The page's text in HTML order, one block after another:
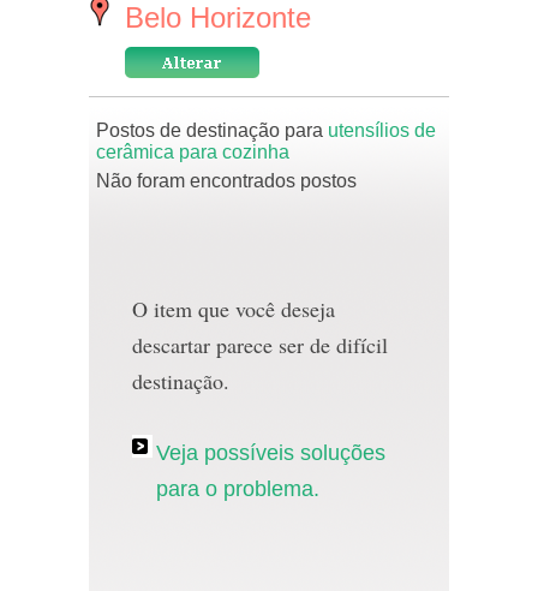
Belo Horizonte
Postos de destinação para utensílios de
cerâmica para cozinha
Não foram encontrados postos
O item que você deseja
descartar parece ser de difícil
destinação.
Veja possíveis soluções
para o problema.